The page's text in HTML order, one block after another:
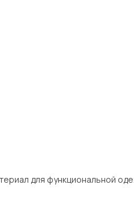
для функциональной